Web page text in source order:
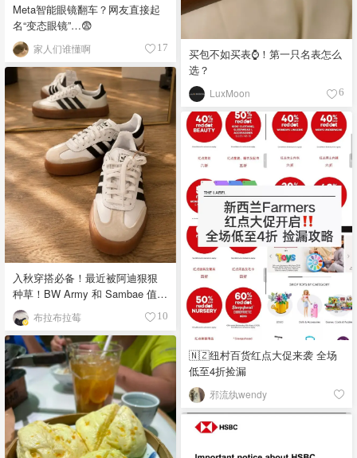
买包不如买表⌚️！第一只名表怎么
选？
LuxMoon 6
Meta智能眼镜翻车？网友直接起
名“变态眼镜”…😨
家人们谁懂啊 17
入秋穿搭必备！最近被阿迪狠狠
种草！BW Army 和 Sambae 值得
拥有！布拉布拉莓 10
🇳🇿纽村百货红点大促来袭 全场
低至4折捡漏
邪流纨wendy